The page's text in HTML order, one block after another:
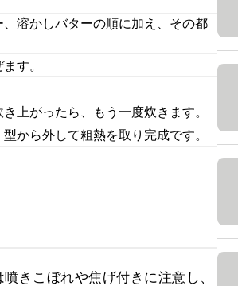
溶かしバターの順に加え、その都
す。
上がったら、もう一度炊きます。
から外して粗熱を取り完成です。
きこぼれや焦げ付きに注意し、